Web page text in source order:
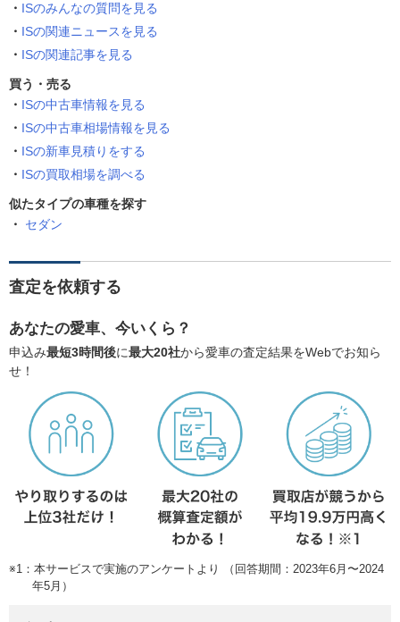
ISのみんなの質問を見る
ISの関連ニュースを見る
ISの関連記事を見る
買う・売る
ISの中古車情報を見る
ISの中古車相場情報を見る
ISの新車見積りをする
ISの買取相場を調べる
似たタイプの車種を探す
セダン
査定を依頼する
あなたの愛車、今いくら？
申込み最短3時間後に最大20社から愛車の査定結果をWebでお知ら
せ！
※1：本サービスで実施のアンケートより （回答期間：2023年6月〜2024
年5月）